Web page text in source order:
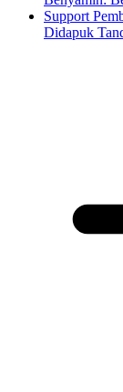
Support
Didapuk